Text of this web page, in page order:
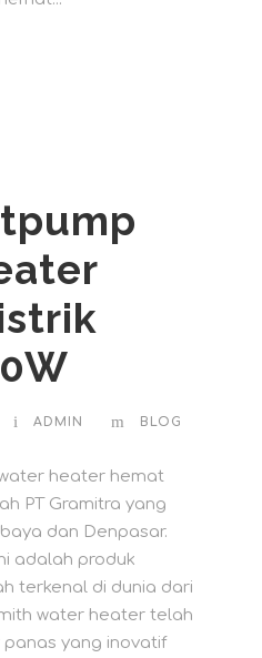
ADMIN BLOG
heater hemat
PT Gramitra yang
dan Denpasar.
adalah produk
terkenal di dunia dari
water heater telah
panas yang inovatif